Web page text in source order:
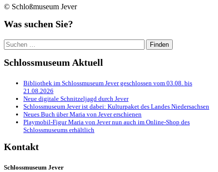
© Schloßmuseum Jever
Was suchen Sie?
Suchen
nach:
Schlossmuseum Aktuell
Bibliothek im Schlossmuseum Jever geschlossen vom 03.08. bis
21.08.2026
Neue digitale Schnitzeljagd durch Jever
Schlossmuseum Jever ist dabei: Kulturpaket des Landes Niedersachsen
Neues Buch über Maria von Jever erschienen
Playmobil-Figur Maria von Jever nun auch im Online-Shop des
Schlossmuseums erhältlich
Kontakt
Schlossmuseum Jever